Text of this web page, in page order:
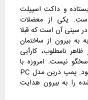
و داکت اسپیلت
یکی از معضلات
سینی آن است که قبلا
به بیرون از ساختمان
نامطلوب، کارآیی
نیست. امروزه با
بکارگیری پمپ درین این معضل حل می‌شود. پمپ درین مدل PC
را به بیرون هدایت